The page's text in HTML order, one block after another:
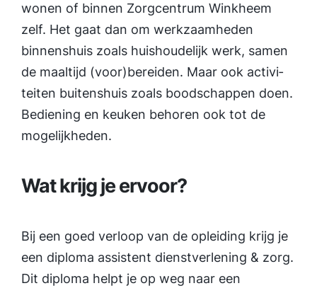
wonen of binnen Zorgcentrum Winkheem
zelf. Het gaat dan om werkzaamheden
binnenshuis zoals huishoudelijk werk, samen
de maaltijd (voor)bereiden. Maar ook activi­
teiten buitenshuis zoals boodschappen doen.
Bediening en keuken behoren ook tot de
mogelijkheden.
Wat krijg je ervoor?
Bij een goed verloop van de opleiding krijg je
een diploma assistent dienst­verlening & zorg.
Dit diploma helpt je op weg naar een